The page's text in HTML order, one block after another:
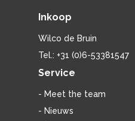
Inkoop
Wilco de Bruin
Tel.: +31 (0)6-53381547
Service
- Meet the team
- Nieuws